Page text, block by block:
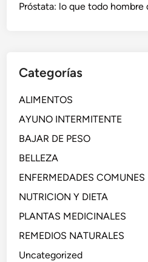
Próstata: lo que todo hombre
Categorías
ALIMENTOS
AYUNO INTERMITENTE
BAJAR DE PESO
BELLEZA
ENFERMEDADES COMUNES
NUTRICION Y DIETA
PLANTAS MEDICINALES
REMEDIOS NATURALES
Uncategorized